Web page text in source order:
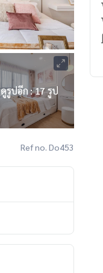
ดูรูปอีก : 17 รูป
Ref no. Do453